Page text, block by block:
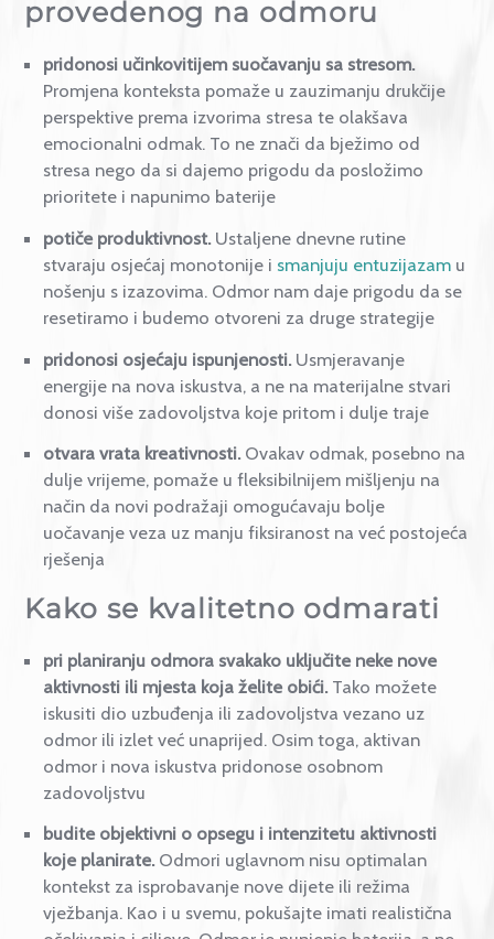
Koje su prednosti, ali i popratni rizici tog razdoblja,
odnosno kako optimalno "pustiti mozak na pašu"?
Prednosti vremena
provedenog na odmoru
pridonosi učinkovitijem suočavanju sa stresom.
Promjena konteksta pomaže u zauzimanju drukčije
perspektive prema izvorima stresa te olakšava
emocionalni odmak. To ne znači da bježimo od
stresa nego da si dajemo prigodu da posložimo
prioritete i napunimo baterije
potiče produktivnost.Ustaljene dnevne rutine
stvaraju osjećaj monotonije i smanjuju
nošenju s izazovima. Odmor nam daje prigodu da
resetiramo i budemo otvoreni za druge strategije
pridonosi osjećaju ispunjenosti.Usmjeravanje
energije na nova iskustva, a ne na materijalne
donosi više zadovoljstva koje pritom i dulje traje
dulje vrijeme, pomaže u fleksibilnijem mišljenju na
način da novi podražaji omogućavaju bolje
uočavanje veza uz manju fiksiranost na već
rješenja
Kako se kvalitetno odmarati
pri planiranju odmora svakako uključite neke nove
aktivnosti ili mjesta koja želite obići.Tako možete
iskusiti dio uzbuđenja ili zadovoljstva vezano uz